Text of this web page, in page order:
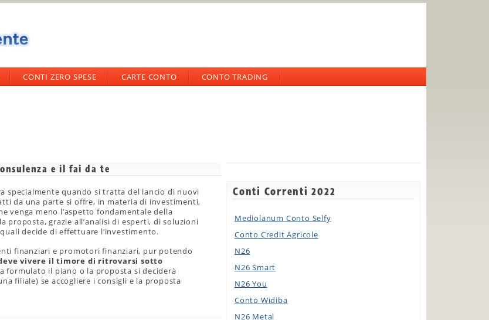
CONTI ZERO SPESE CARTE CONTO CONTO TRADING
e il fai da te
specialmente quando si tratta del lancio di nuovi
da una parte si offre, in materia di investimenti,
venga meno l’aspetto fondamentale della
proposta, grazie all’analisi di esperti, di soluzioni
decide di effettuare l’investimento.
finanziari e promotori finanziari, pur potendo
vivere il timore di ritrovarsi sotto
formulato il piano o la proposta si deciderà
filiale) se accogliere i consigli e la proposta
Conti Correnti 2022
Mediolanum Conto Selfy
Conto Credit Agricole
N26
N26 Smart
N26 You
Conto Widiba
N26 Metal